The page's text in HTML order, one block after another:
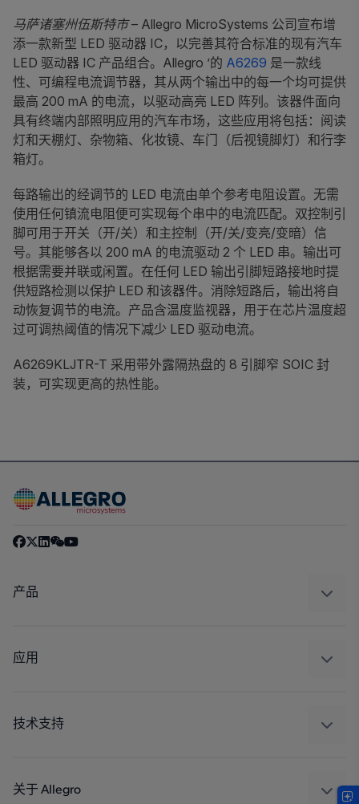
马萨诸塞州伍斯特市– Allegro MicroSystems 公司宣布增
添一款新型 LED 驱动器 IC，以完善其符合标准的现有汽车
LED 驱动器 IC 产品组合。Allegro ’的 A6269 是一款线
性、可编程电流调节器，其从两个输出中的每一个均可提供
最高 200 mA 的电流，以驱动高亮 LED 阵列。该器件面向
具有终端内部照明应用的汽车市场，这些应用将包括：阅读
灯和天棚灯、杂物箱、化妆镜、车门（后视镜脚灯）和行李
箱灯。
每路输出的经调节的 LED 电流由单个参考电阻设置。无需
使用任何镇流电阻便可实现每个串中的电流匹配。双控制引
脚可用于开关（开/关）和主控制（开/关/变亮/变暗）信
号。其能够各以 200 mA 的电流驱动 2 个 LED 串。输出可
根据需要并联或闲置。在任何 LED 输出引脚短路接地时提
供短路检测以保护 LED 和该器件。消除短路后，输出将自
动恢复调节的电流。产品含温度监视器，用于在芯片温度超
过可调热阈值的情况下减少 LED 驱动电流。
A6269KLJTR-T 采用带外露隔热盘的 8 引脚窄 SOIC 封
装，可实现更高的热性能。
产品
调节
应用
工业
技术支持
封装
关于 Allegro